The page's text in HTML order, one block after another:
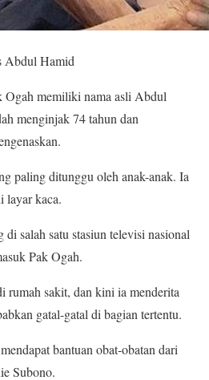
Abdul Hamid
Ogah memiliki nama asli Abdul
menginjak 74 tahun dan
paling ditunggu oleh anak-anak. Ia
layar kaca.
salah satu stasiun televisi nasional
Pak Ogah.
rumah sakit, dan kini ia menderita
gatal-gatal di bagian tertentu.
bantuan obat-obatan dari
Subono.